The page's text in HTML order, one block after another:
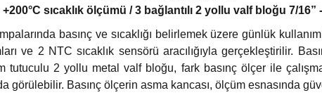
sıcaklık ölçümü / 3 bağlantılı 2 yollu valf bloğu 7/
basınç ve sıcaklığı belirlemek üzere günlük
ve 2 NTC sıcaklık sensörü aracılığıyla gerçekleştirilir.
tutuculu 2 yollu metal valf bloğu, fark basınç ölçer ile
görülebilir. Basınç ölçerin asma kancası, ölçüm esnasında